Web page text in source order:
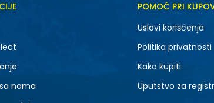
nama
POMOĆ PRI
Uslovi korišćenja
Politika privatnosti
Kako kupiti
Uputstvo za